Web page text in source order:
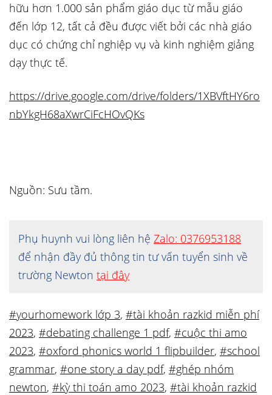
hữu hơn 1.000 sản phẩm giáo dục từ mẫu giáo
đến lớp 12, tất cả đều được viết bởi các nhà giáo
dục có chứng chỉ nghiệp vụ và kinh nghiệm giảng
dạy thực tế.
https://drive.google.com/drive/folders/1XBVftHY6ro
nbYkgH68aXwrCiFcHOvQKs
Nguồn: Sưu tầm.
Phụ huynh vui lòng liên hệ Zalo: 0376953188
để nhận đầy đủ thông tin tư vấn tuyển sinh về
trường Newton tại đây
#yourhomework lớp 3, #tài khoản razkid miễn phí
2023, #debating challenge 1 pdf, #cuộc thi amo
2023, #oxford phonics world 1 flipbuilder, #school
grammar, #one story a day pdf, #ghép nhóm
newton, #kỳ thi toán amo 2023, #tài khoản razkid